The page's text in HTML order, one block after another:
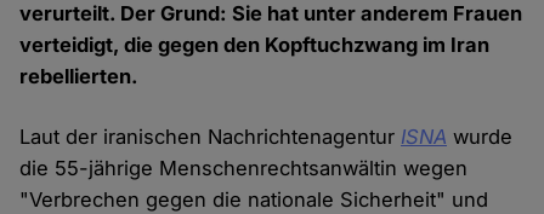
verurteilt. Der Grund: Sie hat unter anderem Frauen
verteidigt, die gegen den Kopftuchzwang im Iran
rebellierten.
Laut der iranischen Nachrichtenagentur ISNA wurde
die 55-jährige Menschenrechtsanwältin wegen
"Verbrechen gegen die nationale Sicherheit" und